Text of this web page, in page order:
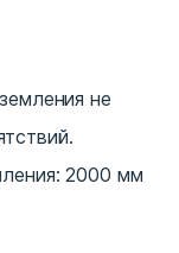
не
2000 мм